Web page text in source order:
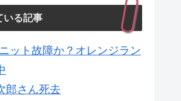
いる記事
ット故障か？オレンジラン
郎さん死去